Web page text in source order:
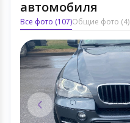
автомобиля
Все фото (107)Общие фото (4)